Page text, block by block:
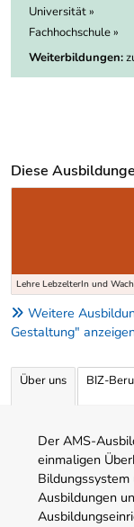
Universität »
Fachhochschule »
Weiterbildungen:
Diese
Uber weitere
Lehre LebzelterIn und
Weitere
Gestaltung"
Über uns BIZ-
Der AMS-
einmaligen
Ausbildungen